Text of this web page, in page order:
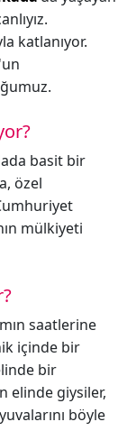
katlanıyor.
basit bir
özel
mülkiyeti
saatlerine
içinde bir
bir
elinde giysiler,
böyle